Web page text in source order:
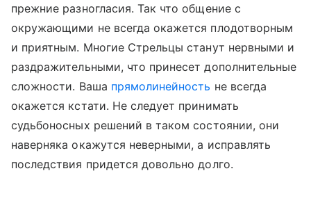
прежние разногласия. Так что общение с
окружающими не всегда окажется плодотворным
и приятным. Многие Стрельцы станут нервными и
раздражительными, что принесет дополнительные
сложности. Ваша прямолинейность не всегда
окажется кстати. Не следует принимать
судьбоносных решений в таком состоянии, они
наверняка окажутся неверными, а исправлять
последствия придется довольно долго.